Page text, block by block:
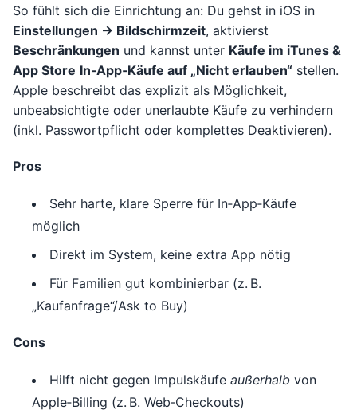
So fühlt sich die Einrichtung an: Du gehst in iOS in
Einstellungen → Bildschirmzeit, aktivierst
Beschränkungen und kannst unter Käufe im iTunes &
App Store In‑App‑Käufe auf „Nicht erlauben“ stellen.
Apple beschreibt das explizit als Möglichkeit,
unbeabsichtigte oder unerlaubte Käufe zu verhindern
(inkl. Passwortpflicht oder komplettes Deaktivieren).
Pros
Sehr harte, klare Sperre für In‑App‑Käufe
möglich
Direkt im System, keine extra App nötig
Für Familien gut kombinierbar (z. B.
„Kaufanfrage“/Ask to Buy)
Cons
Hilft nicht gegen Impulskäufe außerhalb von
Apple‑Billing (z. B. Web‑Checkouts)